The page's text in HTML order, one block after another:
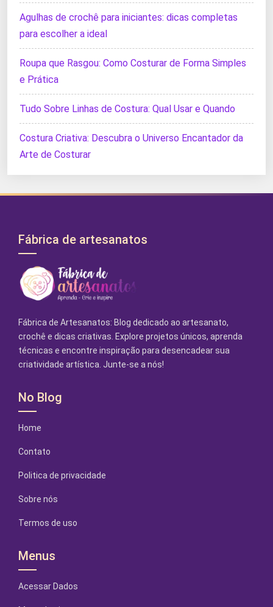
Agulhas de crochê para iniciantes: dicas completas
para escolher a ideal
Roupa que Rasgou: Como Costurar de Forma Simples
e Prática
Tudo Sobre Linhas de Costura: Qual Usar e Quando
Costura Criativa: Descubra o Universo Encantador da
Arte de Costurar
Fábrica de artesanatos
Fábrica de Artesanatos: Blog dedicado ao artesanato,
crochê e dicas criativas. Explore projetos únicos, aprenda
técnicas e encontre inspiração para desencadear sua
criatividade artística. Junte-se a nós!
No Blog
Home
Contato
Politica de privacidade
Sobre nós
Termos de uso
Menus
Acessar Dados